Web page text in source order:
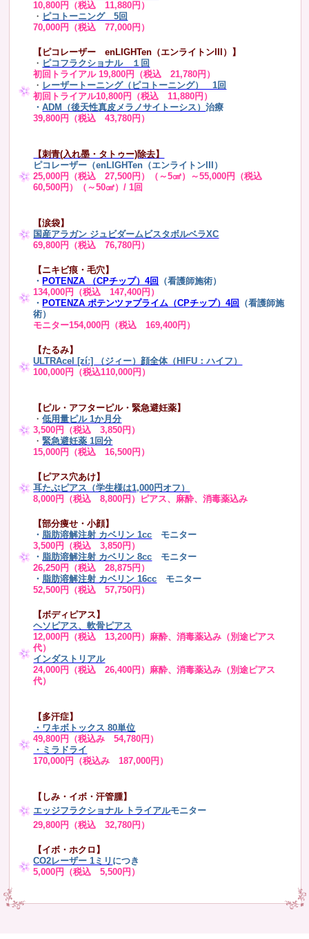
10,800円（税込 11,880円）
・ ピコトーニング 5回
70,000円（税込 77,000円）
【ピコレーザー enLIGHTen（エンライトンIII）】
・ ピコフラクショナル １回
初回トライアル 19,800円（税込 21,780円）
・ レーザートーニング（ピコトーニング） 1回
初回トライアル10,800円（税込 11,880円）
・ADM（後天性真皮メラノサイトーシス）治療
39,800円（税込 43,780円）
【刺青(入れ墨・タトゥー)除去】
ピコレーザー（enLIGHTen（エンライトンIII）
25,000円（税込 27,500円）（～5㎠）～55,000円（税込
60,500円）（～50㎠）/ 1回
【涙袋】
国産アラガン ジュビダームビスタボルベラXC
69,800円（税込 76,780円）
【ニキビ痕・毛穴】
・ POTENZA （CPチップ）4回
（看護師施術）
134,000円（税込 147,400円）
・ POTENZA ポテンツァプライム（CPチップ）4回
（看護師施
術）
モニター154,000円（税込 169,400円）
【たるみ】
ULTRAcel [zíː] （ジィー）顔全体（HIFU：ハイフ）
100,000円（税込110,000円）
【ピル・アフターピル・緊急避妊薬】
・低用量ピル 1か月分
3,500円（税込 3,850円）
・緊急避妊薬 1回分
15,000円（税込 16,500円）
【ピアス穴あけ】
耳たぶピアス（学生様は1,000円オフ）
8,000円（税込 8,800円）ピアス、麻酔、消毒薬込み
【部分痩せ・小顔】
・ 脂肪溶解注射 カベリン 1cc モニター
3,500円（税込 3,850円）
・ 脂肪溶解注射 カベリン 8cc モニター
26,250円（税込 28,875円）
・ 脂肪溶解注射 カベリン 16cc
モニター
52,500円（税込 57,750円）
【ボディピアス】
ヘソピアス、軟骨ピアス
12,000円（税込 13,200円）麻酔、消毒薬込み（別途ピアス
代）
インダストリアル
24,000円（税込 26,400円）麻酔、消毒薬込み（別途ピアス
代）
【多汗症】
・ ワキボトックス 80単位
49,800円（税込み 54,780円）
・ミラドライ
170,000円（税込み 187,000円）
【しみ・イボ・汗管腫】
エッジフラクショナル トライアルモニター
29,800円（税込 32,780円）
【イボ・ホクロ】
CO2レーザー 1ミリ につき
5,000円（税込 5,500円）